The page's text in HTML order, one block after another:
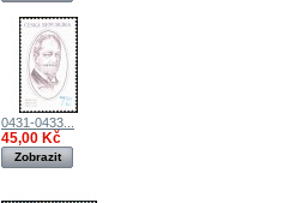
0431-0433...
45,00 Kč
Zobrazit